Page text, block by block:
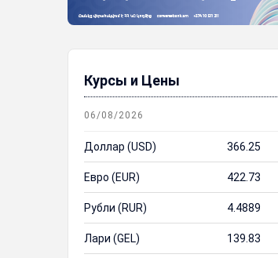
Курсы и Цены
06/08/2026
Доллар (USD) 366.25
Евро (EUR) 422.73
Рубли (RUR) 4.4889
Лари (GEL) 139.83